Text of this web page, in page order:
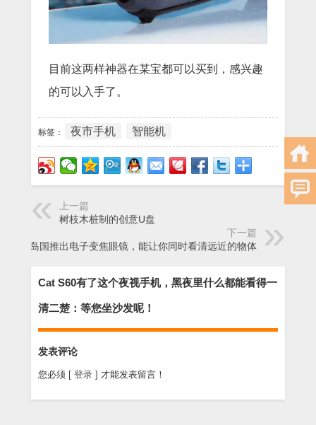
目前这两样神器在某宝都可以买到，感兴趣
的可以入手了。
标签： 夜市手机 智能机
上一篇
树枝木桩制的创意U盘
下一篇
岛国推出电子变焦眼镜，能让你同时看清远近的物体
Cat S60有了这个夜视手机，黑夜里什么都能看得一
清二楚：等您坐沙发呢！
发表评论
您必须 [ 登录 ] 才能发表留言！